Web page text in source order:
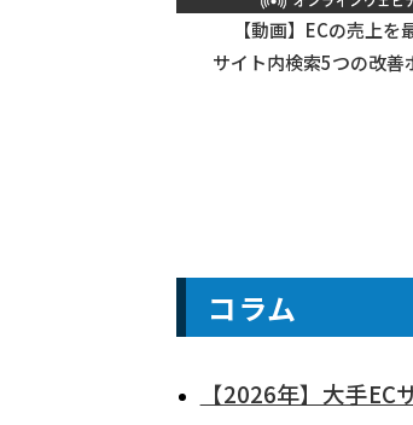
【動画】ECの売上を
サイト内検索5つの改善
コラム
【2026年】大手